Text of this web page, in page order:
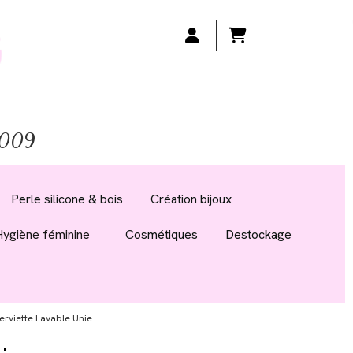
Perle silicone & bois Création bijoux
féminine Cosmétiques Destockage
Lavable Unie